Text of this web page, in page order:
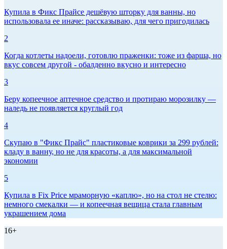
Купила в Фикс Прайсе дешёвую шторку для ванны, но
использовала ее иначе: рассказываю, для чего пригодилась
2
Когда котлеты надоели, готовлю праженки: тоже из фарша, но
вкус совсем другой - обалденно вкусно и интересно
3
Беру копеечное аптечное средство и протираю морозилку —
наледь не появляется круглый год
4
Скупаю в "Фикс Прайс" пластиковые коврики за 299 рублей:
кладу в ванну, но не для красоты, а для максимальной
экономии
5
Купила в Fix Price мраморную «каплю», но на стол не стелю:
немного смекалки — и копеечная вещица стала главным
украшением дома
16+